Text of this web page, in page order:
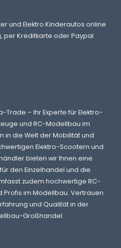
und Elektro Kinderautos online
per Kreditkarte oder Paypal
Trade – Ihr Experte für Elektro-
und RC-Modellbau im
in die Welt der Mobilität und
Elektro-Scootern und
bieten wir Ihnen eine
den Einzelhandel und die
zudem hochwertige RC-
Profis im Modellbau. Vertrauen
und Qualität in der
Großhandel.